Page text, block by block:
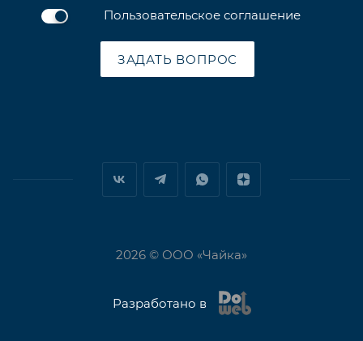
Пользовательское соглашение
ЗАДАТЬ ВОПРОС
2026 © ООО «Чайка»
Разработано в